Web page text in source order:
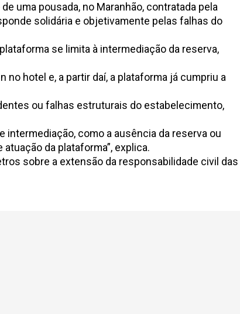
uma pousada, no Maranhão, contratada pela
solidária e objetivamente pelas falhas do
se limita à intermediação da reserva,
hotel e, a partir daí, a plataforma já cumpriu a
ou falhas estruturais do estabelecimento,
como a ausência da reserva ou
da plataforma”, explica.
sobre a extensão da responsabilidade civil das